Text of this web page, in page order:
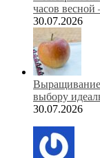
часов
30.07.2026
Выращивание
выбору
30.07.2026